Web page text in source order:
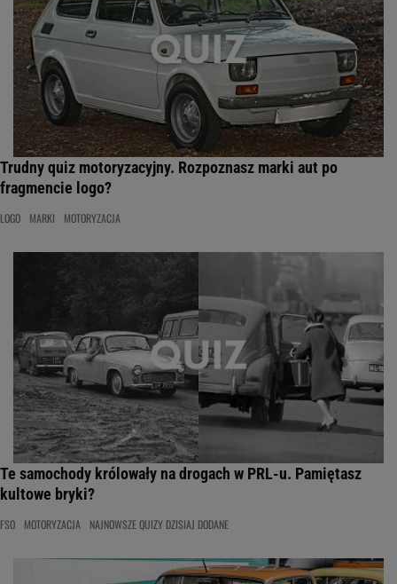
Trudny quiz motoryzacyjny. Rozpoznasz marki aut po
fragmencie logo?
LOGO MARKI MOTORYZACJA
Te samochody królowały na drogach w PRL-u. Pamiętasz
kultowe bryki?
FSO MOTORYZACJA NAJNOWSZE QUIZY DZISIAJ DODANE